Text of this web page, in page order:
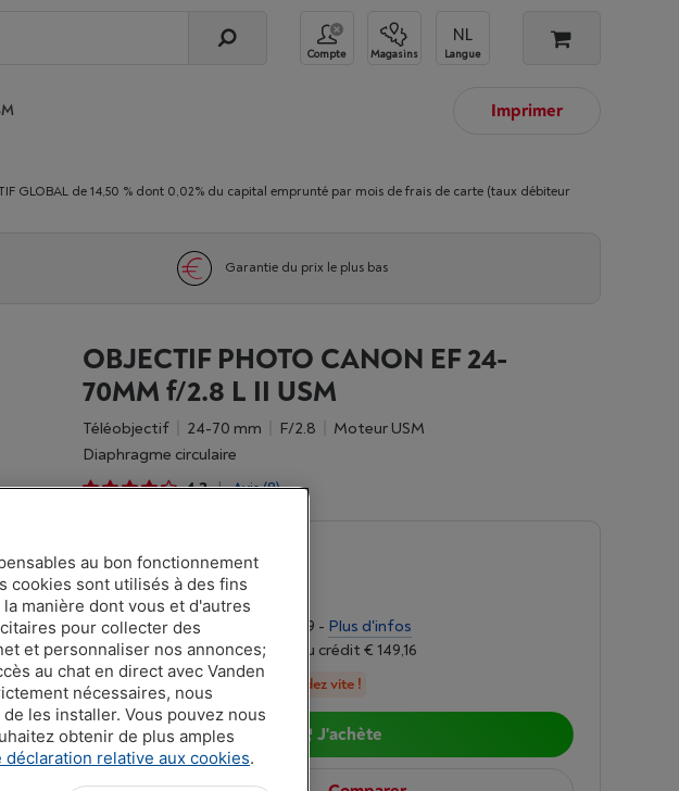
Compte Magasins Langue
Imprimer
GLOBAL de 14,50 % dont 0,02% du capital emprunté par mois de frais de carte (taux débiteur
Garantie du prix le plus bas
OBJECTIF PHOTO CANON EF 24-
70MM f/2.8 L II USM
Téléobjectif 24-70 mm f/2.8
moteur USM
diaphragme circulaire
4,3 | Avis(8)
Livré demain-Voir le stock
€ 2.229,00
Ou 24 mensualités de € 99,09 - Plus d'infos
Taux débiteur 6,24%, Coût du crédit € 149,16
Moins de 5 en stock, commandez vite !
J'achète
au bon fonctionnement
cookies sont utilisés à des fins
manière dont vous et d'autres
pour collecter des
et personnaliser nos annonces;
au chat en direct avec Vanden
nécessaires, nous
les installer. Vous pouvez nous
obtenir de plus amples
déclaration relative aux cookies.